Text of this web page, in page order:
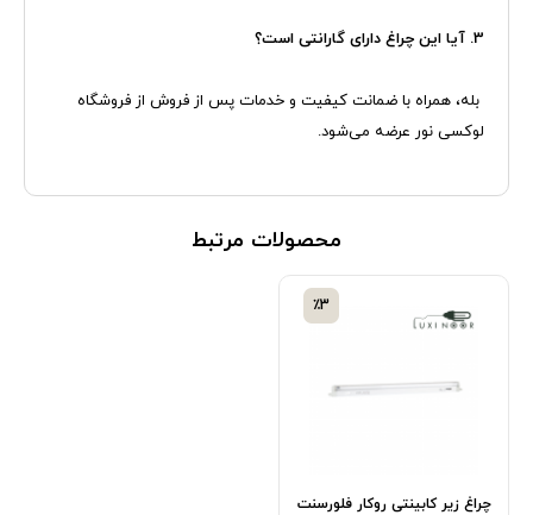
3. آیا این چراغ دارای گارانتی است؟
بله، همراه با ضمانت کیفیت و خدمات پس از فروش از فروشگاه
لوکسی نور عرضه می‌شود.
محصولات مرتبط
چراغ زیر کابینتی روکار فلورسنت
٪3